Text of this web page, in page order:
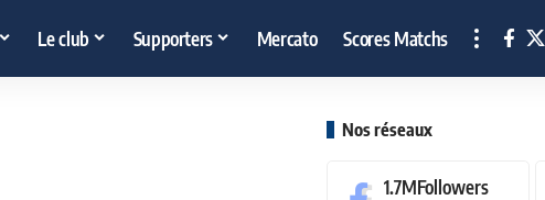
Le club Supporters Mercato Scores Matchs
Nos réseaux
1.7MFollowers